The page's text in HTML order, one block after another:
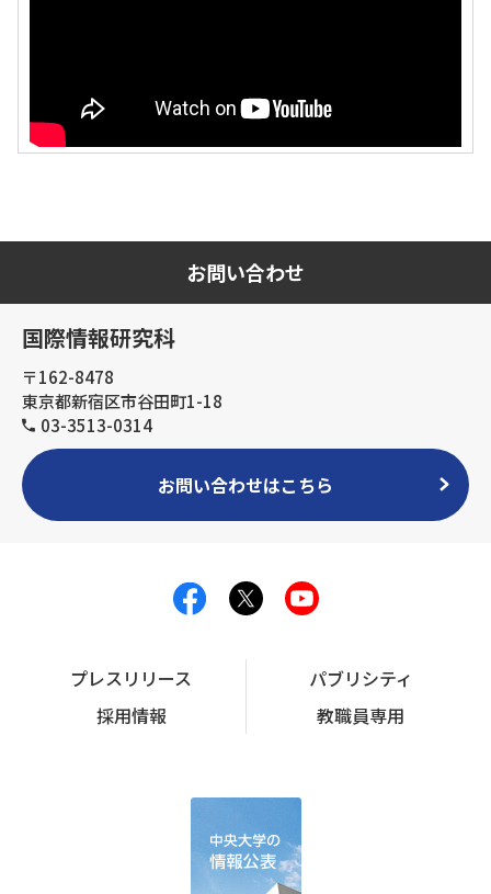
お問い合わせ
国際情報研究科
〒162-8478
東京都新宿区市谷田町1-18
03-3513-0314
お問い合わせはこちら
プレスリリース
パブリシティ
採用情報
教職員専用